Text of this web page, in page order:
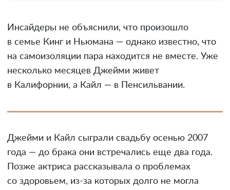
Инсайдеры не объяснили, что произошло
в семье Кинг и Ньюмана — однако известно, что
на самоизоляции пара находится не вместе. Уже
несколько месяцев Джейми живет
в Калифорнии, а Кайл — в Пенсильвании.
Джейми и Кайл сыграли свадьбу осенью 2007
года — до брака они встречались еще два года.
Позже актриса рассказывала о проблемах
со здоровьем, из-за которых долго не могла